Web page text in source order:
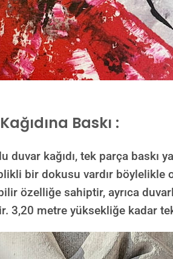
Baskı :
kağıdı, tek parça baskı
bir dokusu vardır böylelikle
özelliğe sahiptir, ayrıca
3,20 metre yüksekliğe kadar